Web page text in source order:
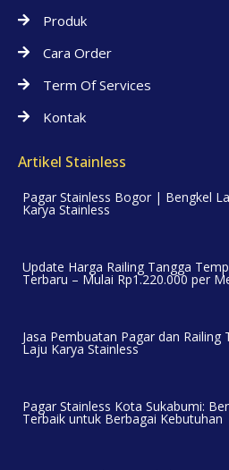
Produk
Cara Order
Term Of Services
Kontak
Artikel Stainless
Pagar Stainless Bogor | Bengkel
Karya Stainless
Update Harga Railing Tangga
Terbaru – Mulai Rp1.220.000 per
Jasa Pembuatan Pagar dan Railing
Laju Karya Stainless
Pagar Stainless Kota Sukabumi:
Terbaik untuk Berbagai Kebutuhan